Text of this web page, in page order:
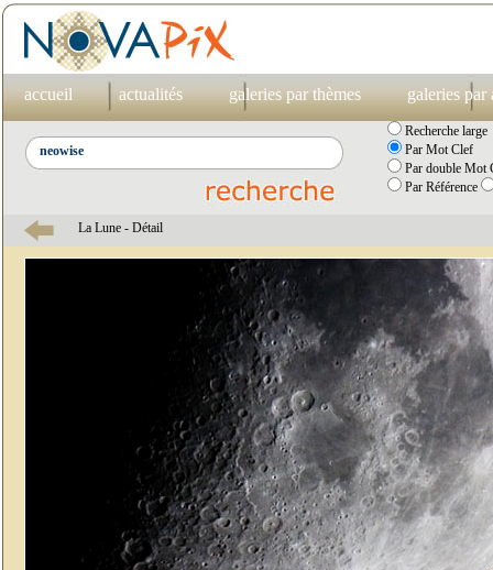
accueil actualités galeries par thèmes galeries par
Recherche large
Par Mot Clef
Par double Mot
Par Référence
La Lune - Détail